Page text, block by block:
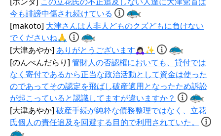
今も誹謗中傷され続けている
[makoto] 大津さんは人非人どものクズどもに負けない
でくださいね🙏
[大津あやか] ありがとうございます🙇🏻‍♀️✨
[のんべんだらり] 管財人の否認権においても、貸付では
なく寄付であるから正当な政治活動として資金は使った
のであってその認定を飛ばし破産適用となったため訴訟
が起こっていると認識してますが違いますか？
[大津あやか] 破産手続が純粋な債務整理ではなく、立花
氏個人の責任追及を回避する目的で利用されていた。